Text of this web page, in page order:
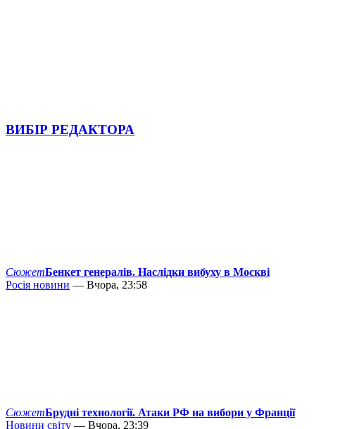
ВИБІР РЕДАКТОРА
СюжетБенкет генералів. Наслідки вибуху в Москві
Росія новини — Вчора, 23:58
СюжетБрудні технології. Атаки РФ на вибори у Франції
Новини світу — Вчора, 23:39